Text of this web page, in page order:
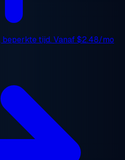
beperkte tijd. Vanaf$2.48/mo